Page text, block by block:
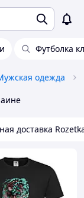
Футболка
одежда
доставка